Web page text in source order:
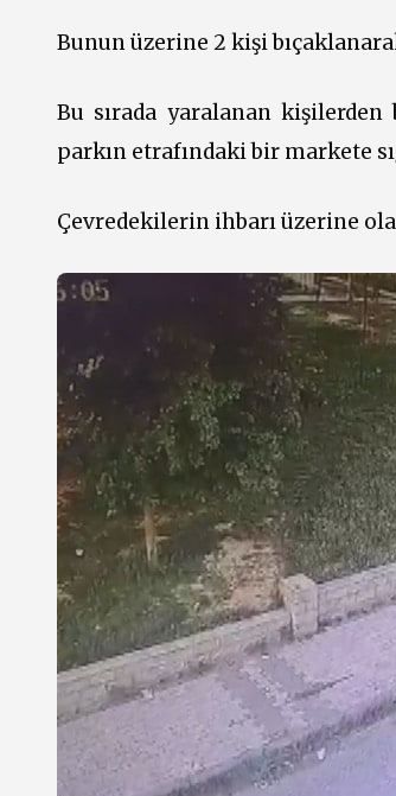
Bunun üzerine 2 kişi
Bu sırada yaralanan
parkın etrafındaki bir markete
Çevredekilerin ihbarı üzerine